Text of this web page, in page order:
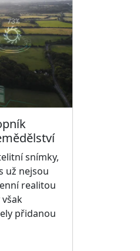
snímky,
už nejsou
realitou
přidanou